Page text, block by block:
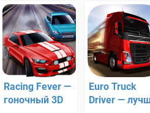
Racing Fever —
гоночный 3D
Euro Truck
Driver —